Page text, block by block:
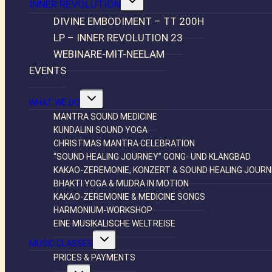
INNER REVOLUTION
umschalten
DIVINE EMBODIMENT – TT 200H
LP – INNER REVOLUTION 23
WEBINARE-MIT-NEELAM
EVENTS
WHAT WE DO
Untermenü
umschalten
MANTRA SOUND MEDICINE
KUNDALINI SOUND YOGA
CHRISTMAS MANTRA CELEBRATION
“SOUND HEALING JOURNEY” GONG- UND KLANGBAD
KAKAO-ZEREMONIE, KONZERT & SOUND HEALING
BHAKTI YOGA & MUDRA IN MOTION
KAKAO-ZEREMONIE & MEDICINE SONGS
HARMONIUM-WORKSHOP
EINE MUSIKALISCHE WELTREISE
MUSIC CLASSES
Untermenü
umschalten
PRICES & PAYMENTS